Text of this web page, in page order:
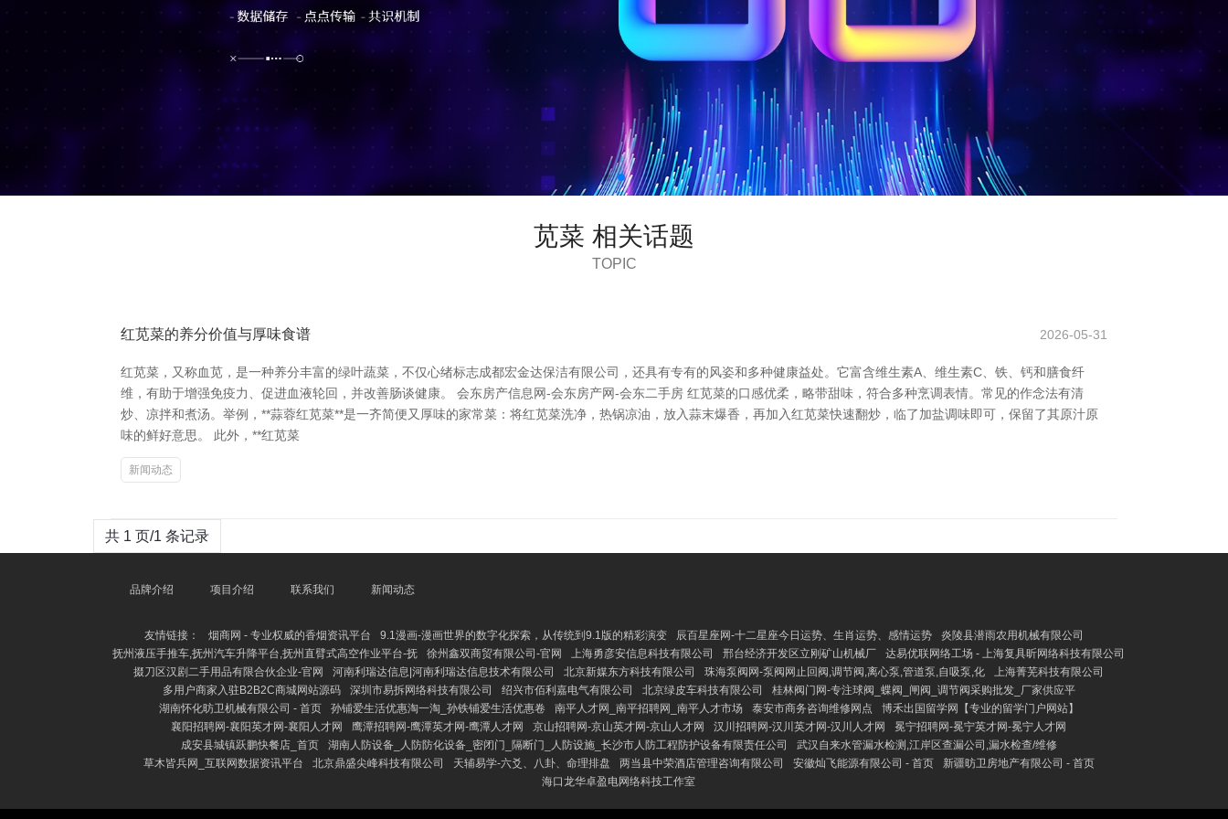
苋菜 相关话题
TOPIC
红苋菜的养分价值与厚味食谱 2026-05-31
红苋菜，又称血苋，是一种养分丰富的绿叶蔬菜，不仅心绪标志成都宏金达保洁有限公司，还具有专有的风姿和多种健康益处。它富含维生素A、维生素C、铁、钙和膳食纤
维，有助于增强免疫力、促进血液轮回，并改善肠谈健康。 会东房产信息网-会东房产网-会东二手房 红苋菜的口感优柔，略带甜味，符合多种烹调表情。常见的作念法有清
炒、凉拌和煮汤。举例，**蒜蓉红苋菜**是一齐简便又厚味的家常菜：将红苋菜洗净，热锅凉油，放入蒜末爆香，再加入红苋菜快速翻炒，临了加盐调味即可，保留了其原汁原
味的鲜好意思。 此外，**红苋菜
新闻动态
共 1 页/1 条记录
品牌介绍 项目介绍 联系我们 新闻动态
友情链接： 烟商网 - 专业权威的香烟资讯平台 9.1漫画-漫画世界的数字化探索，从传统到9.1版的精彩演变 辰百星座网-十二星座今日运势、生肖运势、感情运势
炎陵县潜雨农用机械有限公司
抚州液压手推车,抚州汽车升降平台,抚州直臂式高空作业平台-抚
徐州鑫双商贸有限公司-官网 上海勇彦安信息科技有限公司 邢台经济开发区立刚矿山机械厂
达易优联网络工场 - 上海复具昕网络科技有限公司
掇刀区汉剧二手用品有限合伙企业-官网
河南利瑞达信息|河南利瑞达信息技术有限公司 北京新媒东方科技有限公司 珠海泵阀网-泵阀网止回阀,调节阀,离心泵,管道泵,自吸泵,化
上海菁芜科技有限公司
多用户商家入驻B2B2C商城网站源码
深圳市易拆网络科技有限公司 绍兴市佰利嘉电气有限公司 北京绿皮车科技有限公司
桂林阀门网-专注球阀_蝶阀_闸阀_调节阀采购批发_厂家供应平
湖南怀化昉卫机械有限公司 - 首页
孙铺爱生活优惠淘一淘_孙铁铺爱生活优惠卷 南平人才网_南平招聘网_南平人才市场 泰安市商务咨询维修网点
博禾出国留学网【专业的留学门户网站】
襄阳招聘网-襄阳英才网-襄阳人才网
鹰潭招聘网-鹰潭英才网-鹰潭人才网 京山招聘网-京山英才网-京山人才网 汉川招聘网-汉川英才网-汉川人才网
冕宁招聘网-冕宁英才网-冕宁人才网
成安县城镇跃鹏快餐店_首页
湖南人防设备_人防防化设备_密闭门_隔断门_人防设施_长沙市人防工程防护设备有限责任公司
武汉自来水管漏水检测,江岸区查漏公司,漏水检查/维修
草木皆兵网_互联网数据资讯平台
北京鼎盛尖峰科技有限公司 天辅易学-六爻、八卦、命理排盘 两当县中荣酒店管理咨询有限公司 安徽灿飞能源有限公司 - 首页
新疆昉卫房地产有限公司 - 首页
海口龙华卓盈电网络科技工作室